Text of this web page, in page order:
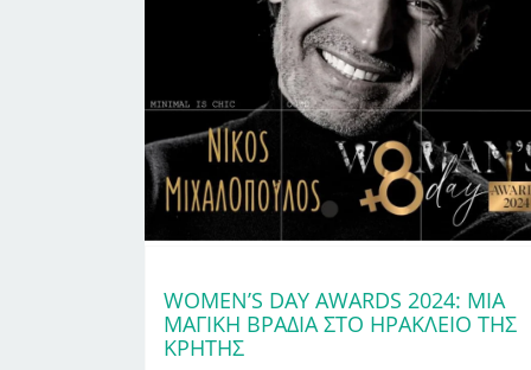
WOMEN’S DAY AWARDS 2024: ΜΙΑ
ΜΑΓΙΚΉ ΒΡΑΔΙΆ ΣΤΟ ΗΡΆΚΛΕΙΟ ΤΗΣ
ΚΡΉΤΗΣ